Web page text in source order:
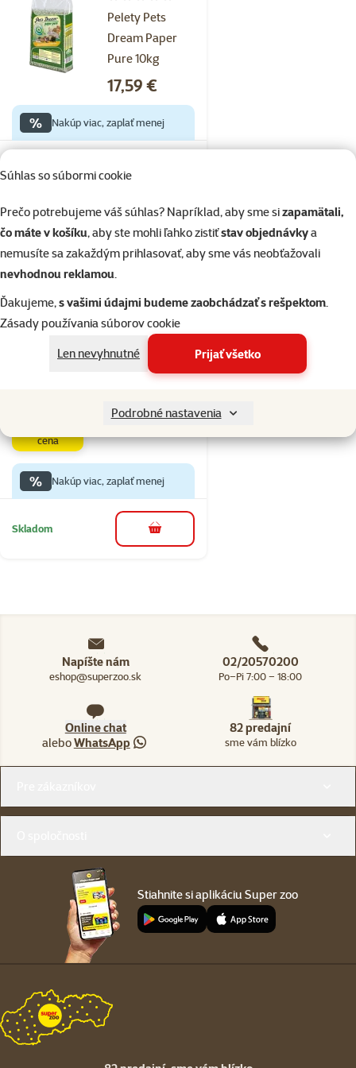
Súhlas so súbormi cookie
Prečo potrebujeme váš súhlas? Napríklad, aby sme sizapamätali,
čo máte v košíku, aby ste mohli ľahko zistiťstav objednávkya
nemusíte sa zakaždým prihlasovať, aby sme vás neobťažovali
nevhodnou reklamou.
Ďakujeme,s vašimi údajmi budeme zaobchádzať s rešpektom.
Zásady používania súborov cookie
Len nevyhnutné
Prijať všetko
Podrobné nastavenia
Pelety Pets
Dream Paper
Pure 10kg
Cena
17,59 €
% Nakúp viac, zaplať menej
Skladom
Pet´s Dream
podstielka
Pelety Pets
Dream Paper
Pure 4,8 kg/ 10l
Hodnotenie 0%
Pôvodná cena
cena
% Nakúp viac, zaplať menej
Skladom do košíka
Napíšte nám
eshop@superzoo.sk
02/20570200
Po–Pi 7:00 – 18:00
Online chat
aleboWhatsApp
82 predajní
sme vám blízko
Stiahnite si aplikáciu Super zoo